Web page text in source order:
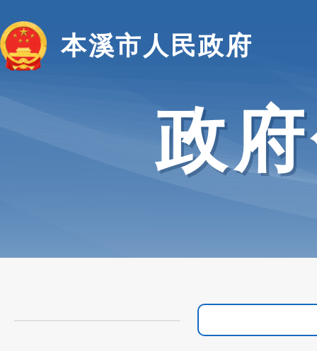
本溪市人民政府
政